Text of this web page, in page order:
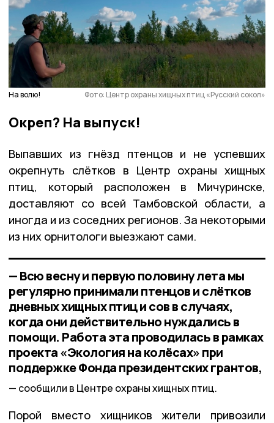
На волю! Фото: Центр охраны хищных птиц «Русский сокол»
Окреп? На выпуск!
Выпавших из гнёзд птенцов и не успевших
окрепнуть слётков в Центр охраны хищных
птиц, который расположен в Мичуринске,
доставляют со всей Тамбовской области, а
иногда и из соседних регионов. За некоторыми
из них орнитологи выезжают сами.
— Всю весну и первую половину лета мы
регулярно принимали птенцов и слётков
дневных хищных птиц и сов в случаях,
когда они действительно нуждались в
помощи. Работа эта проводилась в рамках
проекта «Экология на колёсах» при
поддержке Фонда президентских грантов,
сообщили в Центре охраны хищных птиц.
Порой вместо хищников жители привозили